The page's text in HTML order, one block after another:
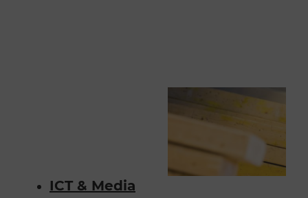
ICT & Media